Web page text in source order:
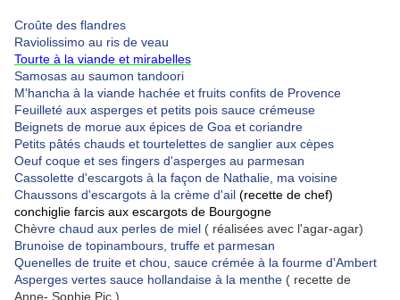
Croûte des flandres
Raviolissimo au ris de veau
Tourte à la viande et mirabelles
Samosas au saumon tandoori
M'hancha à la viande hachée et fruits confits de Provence
Feuilleté aux asperges et petits pois sauce crémeuse
Beignets de morue aux épices de Goa et coriandre
Petits pâtés chauds et tourtelettes de sanglier aux cèpes
Oeuf coque et ses fingers d'asperges au parmesan
Cassolette d'escargots à la façon de Nathalie, ma voisine
Chaussons d'escargots à la crème d'ail (recette de chef)
conchiglie farcis aux escargots de Bourgogne
Chèvre chaud aux perles de miel ( réalisées avec l'agar-agar)
Brunoise de topinambours, truffe et parmesan
Quenelles de truite et chou, sauce crémée à la fourme d'Ambert
Asperges vertes sauce hollandaise à la menthe ( recette de
Anne- Sophie Pic )